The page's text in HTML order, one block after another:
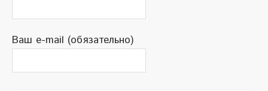
Ваш e-mail (обязательно)